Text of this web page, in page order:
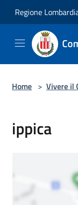
Regione
Home > Vivere il
ippica